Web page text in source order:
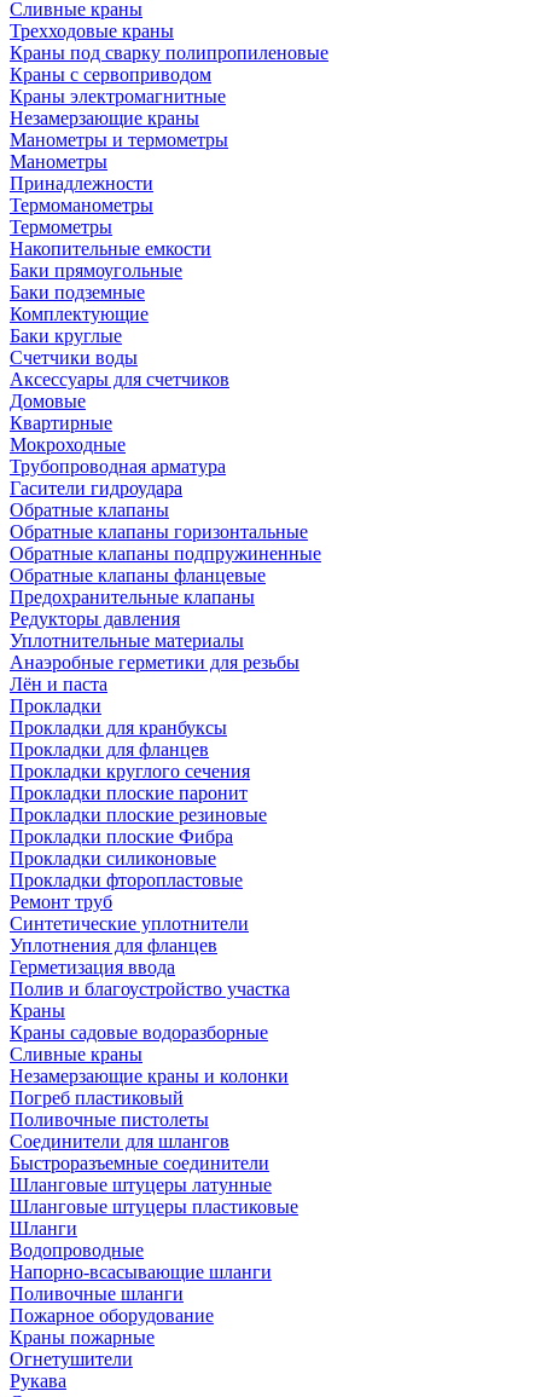
Сливные краны
Трехходовые краны
Краны под сварку полипропиленовые
Краны с сервоприводом
Краны электромагнитные
Незамерзающие краны
Манометры и термометры
Манометры
Принадлежности
Термоманометры
Термометры
Накопительные емкости
Баки прямоугольные
Баки подземные
Комплектующие
Баки круглые
Счетчики воды
Аксессуары для счетчиков
Домовые
Квартирные
Мокроходные
Трубопроводная арматура
Гасители гидроудара
Обратные клапаны
Обратные клапаны горизонтальные
Обратные клапаны подпружиненные
Обратные клапаны фланцевые
Предохранительные клапаны
Редукторы давления
Уплотнительные материалы
Анаэробные герметики для резьбы
Лён и паста
Прокладки
Прокладки для кранбуксы
Прокладки для фланцев
Прокладки круглого сечения
Прокладки плоские паронит
Прокладки плоские резиновые
Прокладки плоские Фибра
Прокладки силиконовые
Прокладки фторопластовые
Ремонт труб
Синтетические уплотнители
Уплотнения для фланцев
Герметизация ввода
Полив и благоустройство участка
Краны
Краны садовые водоразборные
Сливные краны
Незамерзающие краны и колонки
Погреб пластиковый
Поливочные пистолеты
Соединители для шлангов
Быстроразъемные соединители
Шланговые штуцеры латунные
Шланговые штуцеры пластиковые
Шланги
Водопроводные
Напорно-всасывающие шланги
Поливочные шланги
Пожарное оборудование
Краны пожарные
Огнетушители
Рукава